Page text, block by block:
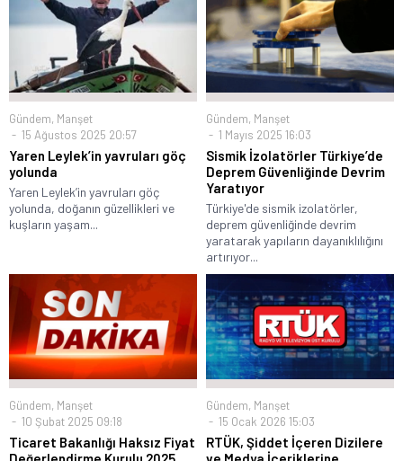
Gündem, Manşet
15 Ağustos 2025 20:57
Yaren Leylek’in yavruları göç
yolunda
Yaren Leylek’in yavruları göç
yolunda, doğanın güzellikleri ve
kuşların yaşam...
Gündem, Manşet
1 Mayıs 2025 16:03
Sismik İzolatörler Türkiye’de
Deprem Güvenliğinde Devrim
Yaratıyor
Türkiye'de sismik izolatörler,
deprem güvenliğinde devrim
yaratarak yapıların dayanıklılığını
artırıyor...
Gündem, Manşet
10 Şubat 2025 09:18
Ticaret Bakanlığı Haksız Fiyat
Gündem, Manşet
15 Ocak 2026 15:03
RTÜK, Şiddet İçeren Dizilere